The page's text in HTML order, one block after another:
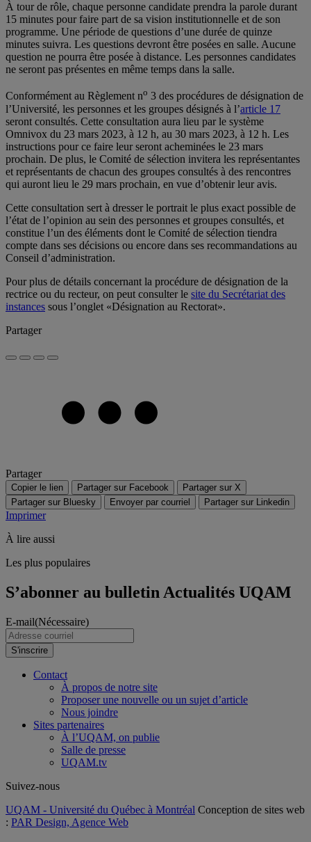
À tour de rôle, chaque personne candidate prendra la parole durant
15 minutes pour faire part de sa vision institutionnelle et de son
programme. Une période de questions d’une durée de quinze
minutes suivra. Les questions devront être posées en salle. Aucune
question ne pourra être posée à distance. Les personnes candidates
ne seront pas présentes en même temps dans la salle.
Conformément au Règlement no 3 des procédures de désignation de
l’Université, les personnes et les groupes désignés à l’article 17
seront consultés. Cette consultation aura lieu par le système
Omnivox du 23 mars 2023, à 12 h, au 30 mars 2023, à 12 h. Les
instructions pour ce faire leur seront acheminées le 23 mars
prochain. De plus, le Comité de sélection invitera les représentantes
et représentants de chacun des groupes consultés à des rencontres
qui auront lieu le 29 mars prochain, en vue d’obtenir leur avis.
Cette consultation sert à dresser le portrait le plus exact possible de
l’état de l’opinion au sein des personnes et groupes consultés, et
constitue l’un des éléments dont le Comité de sélection tiendra
compte dans ses décisions ou encore dans ses recommandations au
Conseil d’administration.
Pour plus de détails concernant la procédure de désignation de la
rectrice ou du recteur, on peut consulter le site du Secrétariat des
instances sous l’onglet «Désignation au Rectorat».
Partager
Partager
Copier le lien Partager sur Facebook
Partager sur X
Partager sur Bluesky
Envoyer par courriel Partager sur Linkedin
Imprimer
À lire aussi
Les plus populaires
S’abonner au bulletin Actualités UQAM
E-mail(Nécessaire)
S'inscrire
Contact
À propos de notre site
Proposer une nouvelle ou un sujet d’article
Nous joindre
Sites partenaires
À l’UQAM, on publie
Salle de presse
UQAM.tv
Suivez-nous
UQAM - Université du Québec à Montréal Conception de sites web
: PAR Design, Agence Web